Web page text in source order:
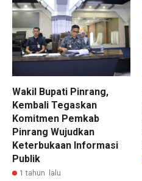
Wakil Bupati Pinrang,
Kembali Tegaskan
Komitmen Pemkab
Pinrang Wujudkan
Keterbukaan Informasi
Publik
1 tahun lalu